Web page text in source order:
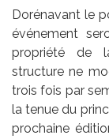
Dorénavant le
événement
propriété de
structure ne
trois fois par
la tenue du
prochaine